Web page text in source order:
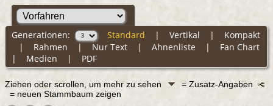
Generationen: Standard | Vertikal | Kompakt
| Rahmen | Nur Text| Ahnenliste | Fan Chart
| Medien | PDF
Ziehen oder scrollen, um mehr zu sehen
= Zusatz-Angaben
= neuen Stammbaum zeigen